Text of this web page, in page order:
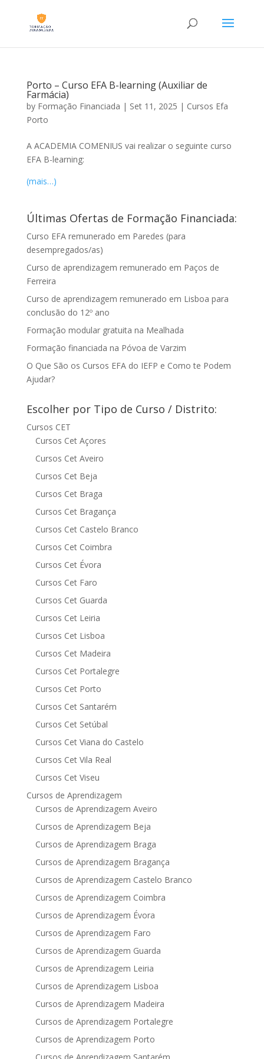
Porto – Curso EFA B-learning (Auxiliar de
Farmácia)
by Formação Financiada | Set 11, 2025 | Cursos Efa
Porto
A ACADEMIA COMENIUS vai realizar o seguinte curso
EFA B-learning:
(mais…)
Últimas Ofertas de Formação Financiada:
Curso EFA remunerado em Paredes (para
desempregados/as)
Curso de aprendizagem remunerado em Paços de
Ferreira
Curso de aprendizagem remunerado em Lisboa para
conclusão do 12º ano
Formação modular gratuita na Mealhada
Formação financiada na Póvoa de Varzim
O Que São os Cursos EFA do IEFP e Como te Podem
Ajudar?
Escolher por Tipo de Curso / Distrito:
Cursos CET
Cursos Cet Açores
Cursos Cet Aveiro
Cursos Cet Beja
Cursos Cet Braga
Cursos Cet Bragança
Cursos Cet Castelo Branco
Cursos Cet Coimbra
Cursos Cet Évora
Cursos Cet Faro
Cursos Cet Guarda
Cursos Cet Leiria
Cursos Cet Lisboa
Cursos Cet Madeira
Cursos Cet Portalegre
Cursos Cet Porto
Cursos Cet Santarém
Cursos Cet Setúbal
Cursos Cet Viana do Castelo
Cursos Cet Vila Real
Cursos Cet Viseu
Cursos de Aprendizagem
Cursos de Aprendizagem Aveiro
Cursos de Aprendizagem Beja
Cursos de Aprendizagem Braga
Cursos de Aprendizagem Bragança
Cursos de Aprendizagem Castelo Branco
Cursos de Aprendizagem Coimbra
Cursos de Aprendizagem Évora
Cursos de Aprendizagem Faro
Cursos de Aprendizagem Guarda
Cursos de Aprendizagem Leiria
Cursos de Aprendizagem Lisboa
Cursos de Aprendizagem Madeira
Cursos de Aprendizagem Portalegre
Cursos de Aprendizagem Porto